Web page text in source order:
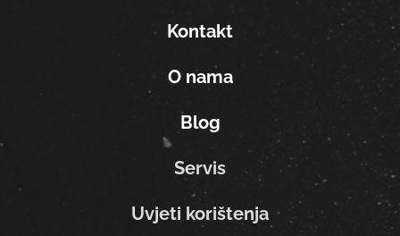
Kontakt
O nama
Blog
Servis
Uvjeti korištenja